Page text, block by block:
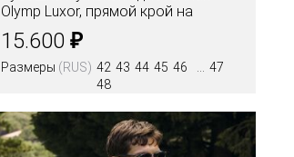
Olymp Luxor, прямой крой на
высокий рост
15.600 ₽
Размеры (RUS) 42 43 44 45 46
47
48
Цвета